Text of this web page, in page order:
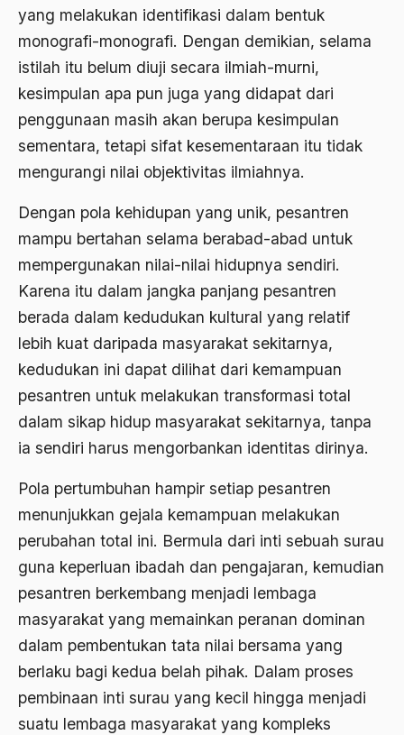
yang melakukan identifikasi dalam bentuk
monografi-monografi. Dengan demikian, selama
istilah itu belum diuji secara ilmiah-murni,
kesimpulan apa pun juga yang didapat dari
penggunaan masih akan berupa kesimpulan
sementara, tetapi sifat kesementaraan itu tidak
mengurangi nilai objektivitas ilmiahnya.
Dengan pola kehidupan yang unik, pesantren
mampu bertahan selama berabad-abad untuk
mempergunakan nilai-nilai hidupnya sendiri.
Karena itu dalam jangka panjang pesantren
berada dalam kedudukan kultural yang relatif
lebih kuat daripada masyarakat sekitarnya,
kedudukan ini dapat dilihat dari kemampuan
pesantren untuk melakukan transformasi total
dalam sikap hidup masyarakat sekitarnya, tanpa
ia sendiri harus mengorbankan identitas dirinya.
Pola pertumbuhan hampir setiap pesantren
menunjukkan gejala kemampuan melakukan
perubahan total ini. Bermula dari inti sebuah surau
guna keperluan ibadah dan pengajaran, kemudian
pesantren berkembang menjadi lembaga
masyarakat yang memainkan peranan dominan
dalam pembentukan tata nilai bersama yang
berlaku bagi kedua belah pihak. Dalam proses
pembinaan inti surau yang kecil hingga menjadi
suatu lembaga masyarakat yang kompleks
2005
2003
2002
2001
1999
1998
1997
1996
1995
1994
1993
1991
1990
1989
1988
1986
1985
Abolisi
Aboulhasan Bani Sadr
abri
Abu AMrin Ibnu Alla'
abu jihad
Abu Sangkan
Abu Zayd
Ad-daulah
Adagium
Adaptif Islam
Adat Ngada
Adat Pra-Islam
Adi Sasono
Adil dan Makmur